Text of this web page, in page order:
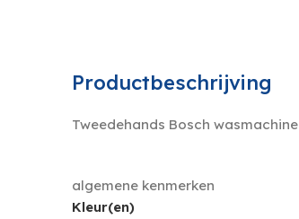
Productbeschrijving
Tweedehands Bosch wasmachine
algemene kenmerken
Kleur(en)